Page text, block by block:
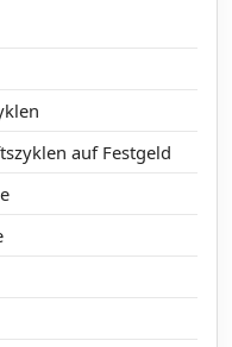
auf Festgeld